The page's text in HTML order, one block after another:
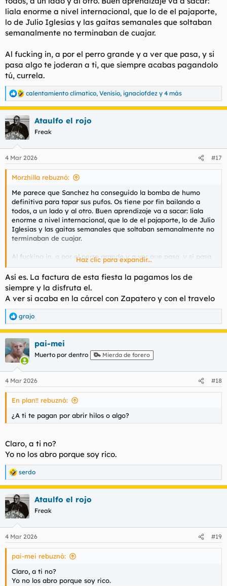
liala enorme a nivel internacional, que lo de el pajaporte,
lo de Julio Iglesias y las gaitas semanales que soltaban
semanalmente no terminaban de cuajar.
Al fucking in, a por el perro grande y a ver que pasa, y si
pasa algo te joderan a ti, que siempre acabas pagandolo
tú, currela.
R
e
a
c
c
i
e
s
calentamiento climatico, Venisio, ignaciofdez y 4 más
Ataulfo el rojo
Freak
4 Mar 2026 #17
Morzhilla rebuznó:
Me parece que Sanchez ha conseguido la bomba de humo
definitiva para tapar sus pufos. Os tiene por fin bailando a
todos, a un lado y al otro. Buen aprendizaje va a sacar: liala
enorme a nivel internacional, que lo de el pajaporte, lo de Julio
Iglesias y las gaitas semanales que soltaban semanalmente no
terminaban de cuajar.
Al fucking in, a por el perro grande y a ver que pasa, y si pasa
algo te joderan a ti, que siempre acabas pagandolo tú, currela.
Haz clic para expandir...
Así es. La factura de esta fiesta la pagamos los de
siempre y la disfruta el.
A ver si acaba en la cárcel con Zapatero y con el travelo
R
e
a
c
c
i
e
s
grajo
pai-mei
Muerto por dentro Mierda de forero
4 Mar 2026 #18
En plan!! rebuznó:
¿A ti te pagan por abrir hilos o algo?
Claro, a ti no?
Yo no los abro porque soy rico.
R
e
a
c
c
i
e
s
serdo
Ataulfo el rojo
Freak
4 Mar 2026 #19
pai-mei rebuznó:
Claro, a ti no?
Yo no los abro porque soy rico.